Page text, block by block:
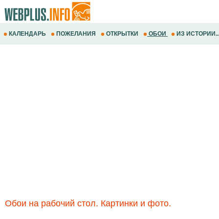
КАЛЕНДАРЬ ПОЖЕЛАНИЯ ОТКРЫТКИ ОБОИ ИЗ
Обои на рабочий стол. Картинки и фото.